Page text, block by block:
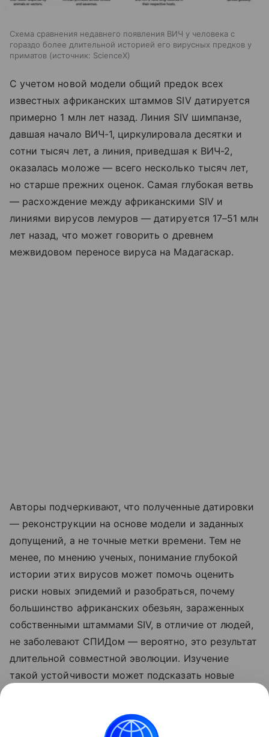
Схема сравнения недавнего появления ВИЧ у человека с
гораздо более длительной историей его вирусных предков у
приматов
источник: ScienceX
С учетом новой модели общий предок всех
известных африканских штаммов SIV датируется
примерно 1 млн лет назад. Линия SIV шимпанзе,
давшая начало ВИЧ-1, циркулировала десятки и
сотни тысяч лет, а линия, приведшая к ВИЧ-2,
оказалась моложе — всего несколько тысяч лет,
но старше прежних оценок. Самая глубокая ветвь
— расхождение между африканскими SIV и
линиями вирусов лемуров — датируется 17–51 млн
лет назад, что может говорить о древнем
межвидовом переносе вируса на Мадагаскар.
Авторы подчеркивают, что полученные датировки
— реконструкции на основе модели и заданных
допущений, а не точные метки времени. Тем не
менее, по мнению ученых, понимание глубокой
истории этих вирусов может помочь оценить
риски новых эпидемий и разобраться, почему
большинство африканских обезьян, зараженных
собственными штаммами SIV, в отличие от людей,
не заболевают СПИДом — вероятно, это результат
длительной совместной эволюции. Изучение
такой устойчивости может подсказать новые
писала, что раскрыто, когда